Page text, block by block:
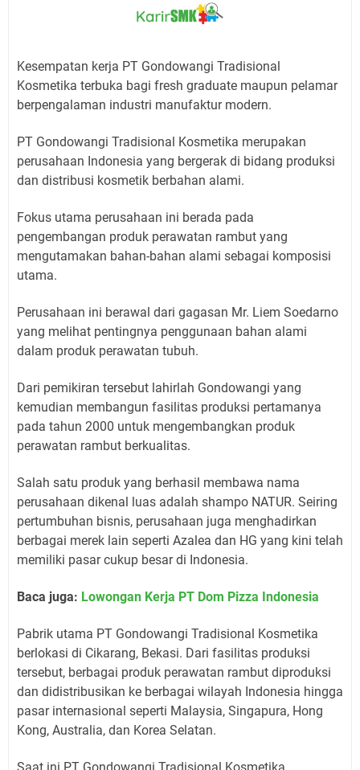
Kesempatan kerja PT Gondowangi Tradisional
Kosmetika terbuka bagi fresh graduate maupun pelamar
berpengalaman industri manufaktur modern.
PT Gondowangi Tradisional Kosmetika merupakan
perusahaan Indonesia yang bergerak di bidang produksi
dan distribusi kosmetik berbahan alami.
Fokus utama perusahaan ini berada pada
pengembangan produk perawatan rambut yang
mengutamakan bahan-bahan alami sebagai komposisi
utama.
Perusahaan ini berawal dari gagasan Mr. Liem Soedarno
yang melihat pentingnya penggunaan bahan alami
dalam produk perawatan tubuh.
Dari pemikiran tersebut lahirlah Gondowangi yang
kemudian membangun fasilitas produksi pertamanya
pada tahun 2000 untuk mengembangkan produk
perawatan rambut berkualitas.
Salah satu produk yang berhasil membawa nama
perusahaan dikenal luas adalah shampo NATUR. Seiring
pertumbuhan bisnis, perusahaan juga menghadirkan
berbagai merek lain seperti Azalea dan HG yang kini telah
memiliki pasar cukup besar di Indonesia.
Baca juga: Lowongan Kerja PT Dom Pizza Indonesia
Pabrik utama PT Gondowangi Tradisional Kosmetika
berlokasi di Cikarang, Bekasi. Dari fasilitas produksi
tersebut, berbagai produk perawatan rambut diproduksi
dan didistribusikan ke berbagai wilayah Indonesia hingga
pasar internasional seperti Malaysia, Singapura, Hong
Kong, Australia, dan Korea Selatan.
Saat ini PT Gondowangi Tradisional Kosmetika